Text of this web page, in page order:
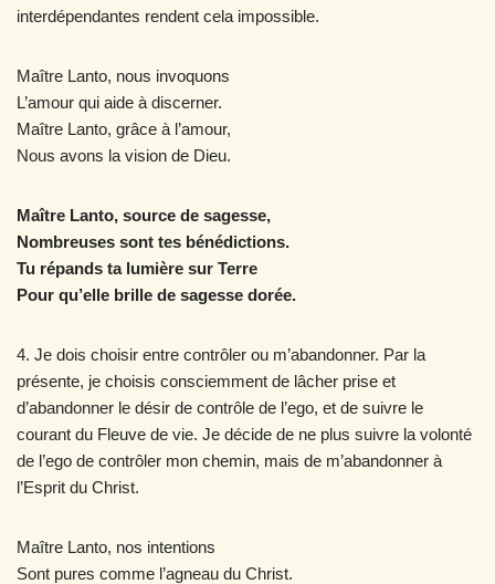
interdépendantes rendent cela impossible.
Maître Lanto, nous invoquons
L’amour qui aide à discerner.
Maître Lanto, grâce à l’amour,
Nous avons la vision de Dieu.
Maître Lanto, source de sagesse,
Nombreuses sont tes bénédictions.
Tu répands ta lumière sur Terre
Pour qu’elle brille de sagesse dorée.
4. Je dois choisir entre contrôler ou m’abandonner. Par la
présente, je choisis consciemment de lâcher prise et
d’abandonner le désir de contrôle de l’ego, et de suivre le
courant du Fleuve de vie. Je décide de ne plus suivre la volonté
de l’ego de contrôler mon chemin, mais de m’abandonner à
l’Esprit du Christ.
Maître Lanto, nos intentions
Sont pures comme l’agneau du Christ.